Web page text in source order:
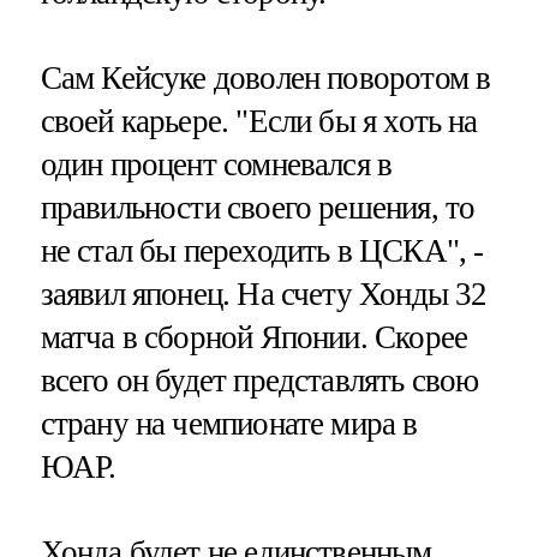
Сам Кейсуке доволен поворотом в
своей карьере. "Если бы я хоть на
один процент сомневался в
правильности своего решения, то
не стал бы переходить в ЦСКА", -
заявил японец. На счету Хонды 32
матча в сборной Японии. Скорее
всего он будет представлять свою
страну на чемпионате мира в
ЮАР.